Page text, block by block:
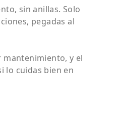
sin anillas. Solo
pegadas al
mantenimiento, y el
lo cuidas bien en